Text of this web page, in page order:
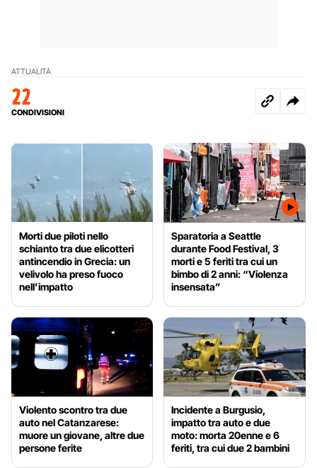
ATTUALITÀ
22
CONDIVISIONI
Morti due piloti nello
schianto tra due elicotteri
antincendio in Grecia: un
velivolo ha preso fuoco
nell’impatto
Sparatoria a Seattle
durante Food Festival, 3
morti e 5 feriti tra cui un
bimbo di 2 anni: “Violenza
insensata”
Violento scontro tra due
auto nel Catanzarese:
muore un giovane, altre due
persone ferite
Incidente a Burgusio,
impatto tra auto e due
moto: morta 20enne e 6
feriti, tra cui due 2 bambini